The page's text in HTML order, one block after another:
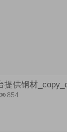
提供钢材
854